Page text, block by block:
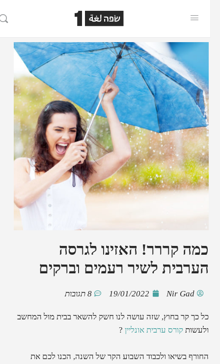
כמה קררר! האזינו לגרסה
הערבית לשיר רעמים וברקים
Nir Gad
19/01/2022 8 תגובות
כל כך קר בחוץ, שזה עושה לנו חשק להשאר בבית מול המחשב
ולעשותקורס ערבית אונליין?
החורף בשיאו ולכבוד השבוע הקר של השנה, הכנו לכם את